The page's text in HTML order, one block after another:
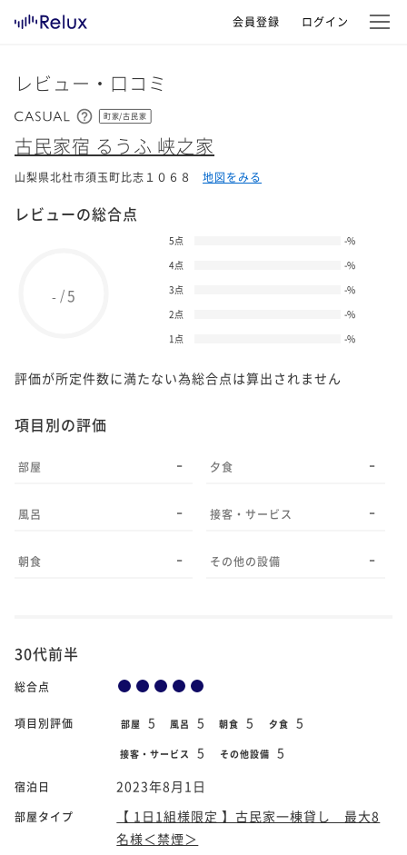
会員登録 ログイン
レビュー・口コミ
町家/古民家
古民家宿 るうふ 峡之家
山梨県北杜市須玉町比志１０６８ 地図をみる
レビューの総合点
- /5
5点 -%
4点
-%
3点
-%
2点
-%
1点
-%
評価が所定件数に満たない為総合点は算出されません
項目別の評価
部屋 -
風呂 -
朝食 -
夕食 -
接客・サービス -
その他の設備 -
30代前半
総合点
項目別評価 部屋 5 風呂 5 朝食 5 夕食 5
接客・サービス 5 その他設備 5
宿泊日 2023年8月1日
部屋タイプ
【 1日1組様限定 】古民家一棟貸し 最大8
名様＜禁煙＞